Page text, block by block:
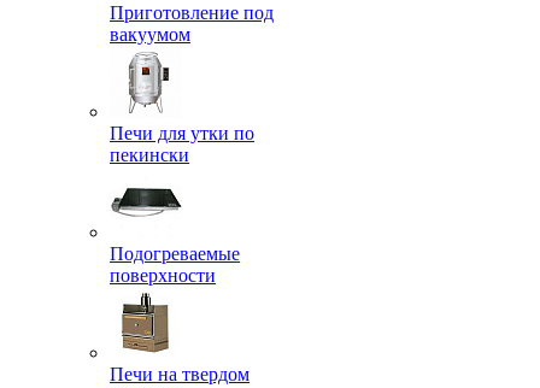
Приготовление под
вакуумом
Печи для утки по
пекински
Подогреваемые
поверхности
Печи на твердом